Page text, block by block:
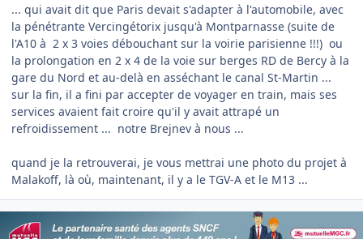
... qui avait dit que Paris devait s'adapter à l'automobile, avec
la pénétrante Vercingétorix jusqu'à Montparnasse (suite de
l'A10 à 2 x 3 voies débouchant sur la voirie parisienne !!!) ou
la prolongation en 2 x 4 de la voie sur berges RD de Bercy à la
gare du Nord et au-delà en asséchant le canal St-Martin ...
sur la fin, il a fini par accepter de voyager en train, mais ses
services avaient fait croire qu'il y avait attrapé un
refroidissement ... notre Brejnev à nous ...
quand je la retrouverai, je vous mettrai une photo du projet à
Malakoff, là où, maintenant, il y a le TGV-A et le M13 ...